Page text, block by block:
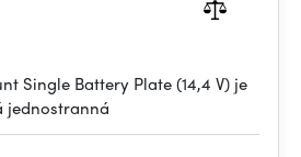
Single Battery Plate (14,4 V) je
jednostranná